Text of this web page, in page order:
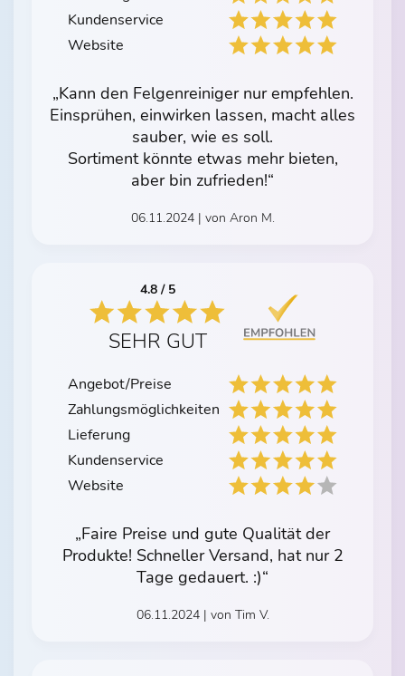
Kundenservice
Website
„Kann den Felgenreiniger nur empfehlen.
Einsprühen, einwirken lassen, macht alles
sauber, wie es soll.
Sortiment könnte etwas mehr bieten,
aber bin zufrieden!“
06.11.2024 | von Aron M.
4.8 / 5
SEHR GUT
Angebot/Preise
Zahlungsmöglichkeiten
Lieferung
Kundenservice
Website
„Faire Preise und gute Qualität der
Produkte! Schneller Versand, hat nur 2
Tage gedauert. :)“
06.11.2024 | von Tim V.